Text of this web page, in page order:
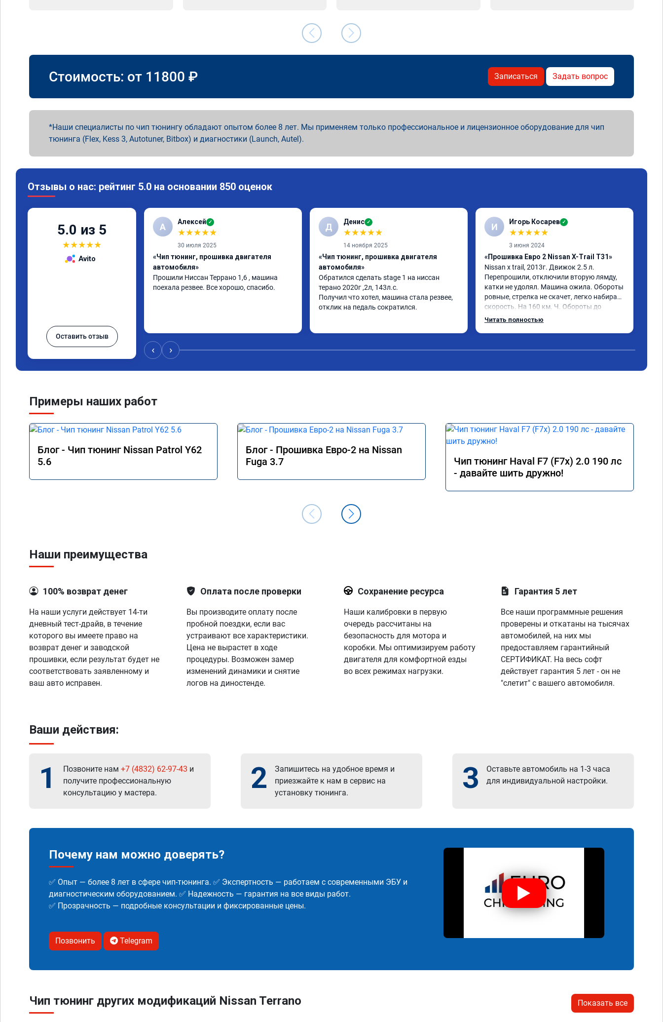
Стоимость: от 11800 ₽ Записаться Задать вопрос
Наши специалисты по чип тюнингу обладают опытом более 8 лет. Мы применяем только профессиональное и лицензионное оборудование для чип
тюнинга (Flex, Kess 3, Autotuner, Bitbox) и диагностики (Launch, Autel).
Отзывы о нас: рейтинг 5.0 на основании 850 оценок
5.0 из 5
★★★★★
Avito
Оставить отзыв
А Алексей ✓
★★★★★
30 июля 2025
«Чип тюнинг, прошивка двигателя
автомобиля»
Прошили Ниссан Террано 1,6 , машина
поехала резвее. Все хорошо, спасибо.
Д Денис ✓
★★★★★
14 ноября 2025
«Чип тюнинг, прошивка двигателя
автомобиля»
Обратился сделать stage 1 на ниссан
терано 2020г ,2л, 143л.с.
Получил что хотел, машина стала резвее,
отклик на педаль сократился.
И Игорь Косарев ✓
★★★★★
3 июня 2024
«Прошивка Евро 2 Nissan X-Trail T31»
Nissan x trаil, 2013г. Движок 2.5 л.
Перепрошили, отключили вторую лямду,
катки не удолял. Машина ожила. Обороты
ровные, стрелка не скачет, легко набирает
скорость. На 160 км. Ч. Обороты до
3000.расход тот-же без изменения 12л.
Читать полностью
‹ ›
Примеры наших работ
Блог - Чип тюнинг Nissan Patrol Y62
5.6
Блог - Прошивка Евро-2 на Nissan
Fuga 3.7
Чип тюнинг Haval F7 (F7x) 2.0 190 лс
- давайте шить дружно!
Наши преимущества
100% возврат денег
На наши услуги действует 14-ти
дневный тест-драйв, в течение
которого вы имеете право на
возврат денег и заводской
прошивки, если результат будет не
соответствовать заявленному и
ваш авто исправен.
Оплата после проверки
Вы производите оплату после
пробной поездки, если вас
устраивают все характеристики.
Цена не вырастет в ходе
процедуры. Возможен замер
изменений динамики и снятие
логов на диностенде.
Сохранение ресурса
Наши калибровки в первую
очередь рассчитаны на
безопасность для мотора и
коробки. Мы оптимизируем работу
двигателя для комфортной езды
во всех режимах нагрузки.
Гарантия 5 лет
Все наши программные решения
проверены и откатаны на тысячах
автомобилей, на них мы
предоставляем гарантийный
СЕРТИФИКАТ. На весь софт
действует гарантия 5 лет - он не
"слетит" с вашего автомобиля.
Ваши действия:
1 Позвоните нам +7 (4832) 62-97-43 и
получите профессиональную
консультацию у мастера.
2
Запишитесь на удобное время и
приезжайте к нам в сервис на
установку тюнинга.
3
Оставьте автомобиль на 1-3 часа
для индивидуальной настройки.
Почему нам можно доверять?
✅ Опыт — более 8 лет в сфере чип-тюнинга. ✅ Экспертность — работаем с современными ЭБУ и
диагностическим оборудованием. ✅ Надежность — гарантия на все виды работ.
✅ Прозрачность — подробные консультации и фиксированные цены.
Позвонить Telegram
Чип тюнинг других модификаций Nissan Terrano Показать все